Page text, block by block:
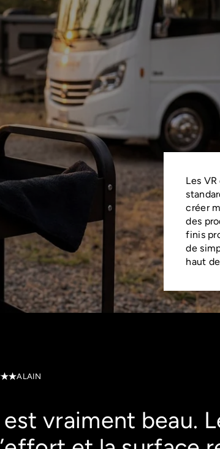
Les
créer
des
finis
de
haut
ALAIN
vraiment beau.